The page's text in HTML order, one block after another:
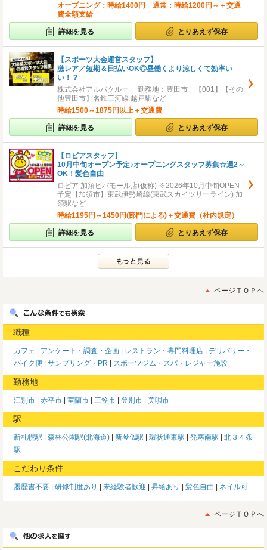
オープニング：時給1400円 通常：時給1200円～＋交通
費全額支給
詳細を見る とりあえず保存
【スポーツ大会運営スタッフ】
激レア／短期＆日払いOK◎昼働くより涼しくて効率い
い！？
株式会社アルバクルー 勤務地：豊田市 【001】【その
他豊田市】名鉄三河線 越戸駅など
時給1500～1875円以上＋交通費
詳細を見る とりあえず保存
【ロピアスタッフ】
10月中旬オープン予定♪オープニングスタッフ募集☆週2～
OK！髪色自由
ロピア 加須ビバモール店(仮称) ※2026年10月中旬OPEN
予定【加須市】東武伊勢崎線(東武スカイツリーライン) 加
須駅など
時給1195円～1450円(部門による)＋交通費（社内規定）
詳細を見る とりあえず保存
ページＴＯＰへ
職種
カフェ アンケート・調査・企画 レストラン・専門料理店
デリバリー・
バイク便
サンプリング・PR スポーツジム・スパ・レジャー施設
勤務地
江別市 赤平市 室蘭市 三笠市 登別市 美唄市
駅
新札幌駅 森林公園駅(北海道) 新琴似駅 環状通東駅 発寒南駅
北３４条
駅
こだわり条件
履歴書不要 研修制度あり 未経験者歓迎 昇給あり 髪色自由 ネイル可
ページＴＯＰへ